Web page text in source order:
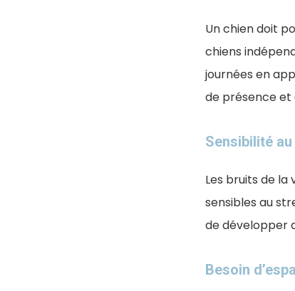
Un chien doit
chiens
journées en
de présence et
Sensibilité
Les bruits de la
sensibles au
de développer
Besoin